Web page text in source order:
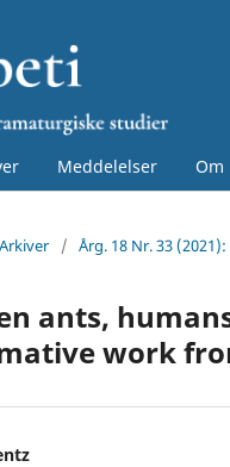
Meddelelser Om
Arkiver / Årg. 18 Nr. 33
ants,
work